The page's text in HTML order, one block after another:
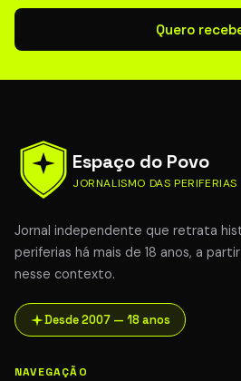
Quero
Espaço do Povo
JORNALISMO DAS PERIFERIAS
Jornal independente que retrata
periferias há mais de 18 anos, a
nesse contexto.
Desde 2007 — 18 anos
NAVEGAÇÃO